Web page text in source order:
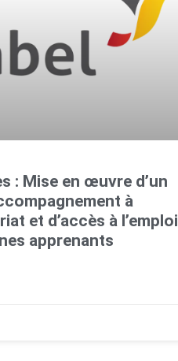
: Mise en œuvre d’un
à
et d’accès à l’emploi
apprenants